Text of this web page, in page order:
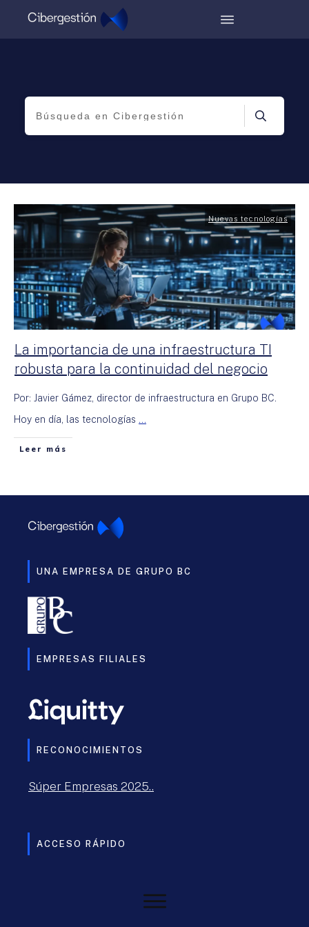
Nuevas tecnologías
La importancia de una infraestructura TI
robusta para la continuidad del negocio
Por: Javier Gámez, director de infraestructura en Grupo BC.
Hoy en día, las tecnologías ...
Leer más
UNA EMPRESA DE GRUPO BC
EMPRESAS FILIALES
RECONOCIMIENTOS
Súper Empresas 2025..
ACCESO RÁPIDO